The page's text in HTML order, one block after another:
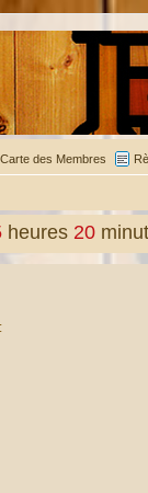
Carte des Membres
heures 20